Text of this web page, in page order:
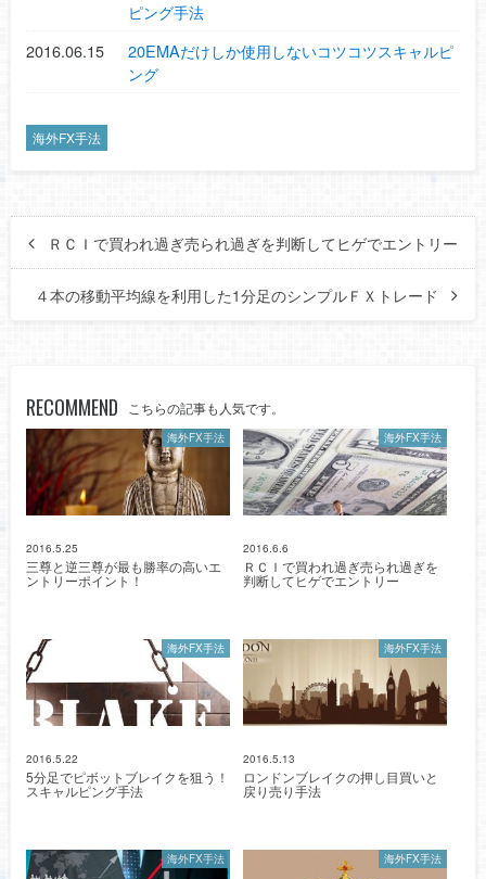
ピング手法
2016.06.15
20EMAだけしか使用しないコツコツスキャルピ
ング
海外FX手法
ＲＣＩで買われ過ぎ売られ過ぎを判断してヒゲでエントリー
４本の移動平均線を利用した1分足のシンプルＦＸトレード
RECOMMEND こちらの記事も人気です。
海外FX手法
2016.5.25
三尊と逆三尊が最も勝率の高いエ
ントリーポイント！
海外FX手法
2016.6.6
ＲＣＩで買われ過ぎ売られ過ぎを
判断してヒゲでエントリー
海外FX手法
2016.5.22
5分足でピボットブレイクを狙う！
スキャルピング手法
海外FX手法
2016.5.13
ロンドンブレイクの押し目買いと
戻り売り手法
海外FX手法 海外FX手法